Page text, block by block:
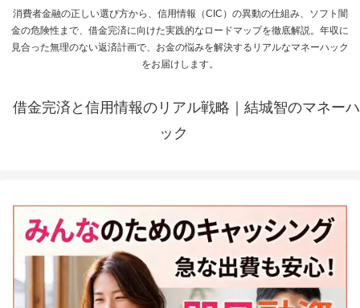
消費者金融の正しい選び方から、信用情報（CIC）の異動の仕組み、ソフト闇
金の危険性まで、借金完済に向けた実践的なロードマップを徹底解説。年収に
見合った無理のない返済計画で、お金の悩みを解決するリアルなマネーハック
をお届けします。
借金完済と信用情報のリアル戦略｜結城智のマネーハ
ック